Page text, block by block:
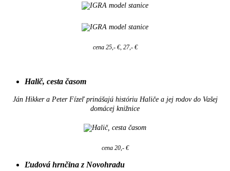
cena 25,- €, 27,- €
Halič, cesta časom
Ján Hikker a Peter Fízeľ prinášajú históriu Haliče a jej rodov do Vašej
domácej knižnice
cena 20,- €
Ľudová hrnčina z Novohradu